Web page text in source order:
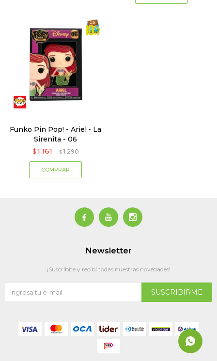
Funko Pin Pop! - Ariel • La
Sirenita - 06
$ 1.161 $ 1.290
  
Newsletter
¡Suscribite y recibí todas nuestras novedades!
SUSCRIBIRME